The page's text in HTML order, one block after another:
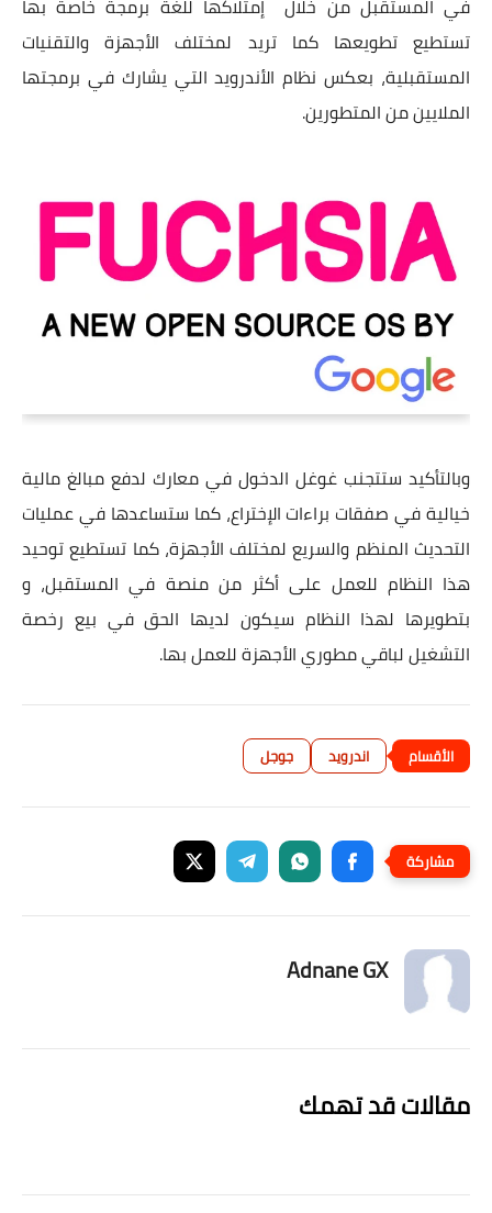
تستطيع تطويعها كما تريد لمختلف الأجهزة والتقنيات
المستقبلية، بعكس نظام الأندرويد التي يشارك في برمجتها
الملايين من المتطورين.
وبالتأكيد ستتجنب غوغل الدخول في معارك لدفع مبالغ مالية
خيالية في صفقات براءات الإختراع، كما ستساعدها في عمليات
التحديث المنظم والسريع لمختلف الأجهزة، كما تستطيع توحيد
هذا النظام للعمل على أكثر من منصة في المستقبل، و
بتطويرها لهذا النظام سيكون لديها الحق في بيع رخصة
التشغيل لباقي مطوري الأجهزة للعمل بها.
اندرويد جوجل
Adnane GX
مقالات قد تهمك